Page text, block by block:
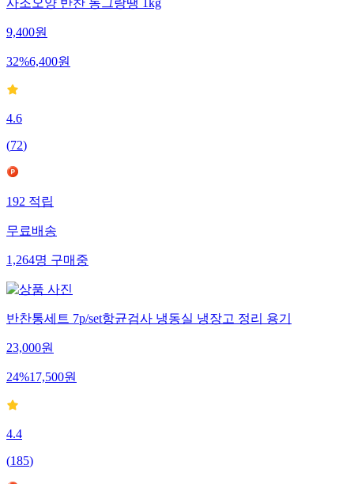
사조오양 반찬 동그랑땡 1kg
9,400원
32%6,400원
4.6
(72)
192적립
무료배송
1,264명구매중
반찬통세트 7p/set항균검사 냉동실 냉장고 정리 용기
23,000원
24%17,500원
4.4
(185)